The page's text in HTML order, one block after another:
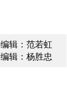
辑：范若虹
辑：杨胜忠